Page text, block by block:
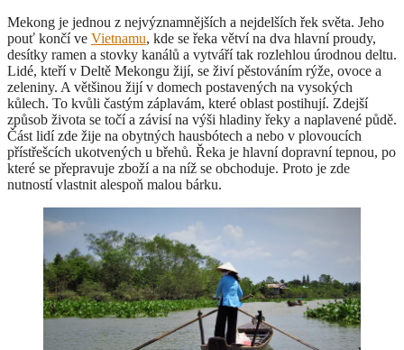
Mekong je jednou z nejvýznamnějších a nejdelších řek světa. Jeho
pouť končí ve Vietnamu, kde se řeka větví na dva hlavní proudy,
desítky ramen a stovky kanálů a vytváří tak rozlehlou úrodnou deltu.
Lidé, kteří v Deltě Mekongu žijí, se živí pěstováním rýže, ovoce a
zeleniny. A většinou žijí v domech postavených na vysokých
kůlech. To kvůli častým záplavám, které oblast postihují. Zdejší
způsob života se točí a závisí na výši hladiny řeky a naplavené půdě.
Část lidí zde žije na obytných hausbótech a nebo v plovoucích
přístřešcích ukotvených u břehů. Řeka je hlavní dopravní tepnou, po
které se přepravuje zboží a na níž se obchoduje. Proto je zde
nutností vlastnit alespoň malou bárku.